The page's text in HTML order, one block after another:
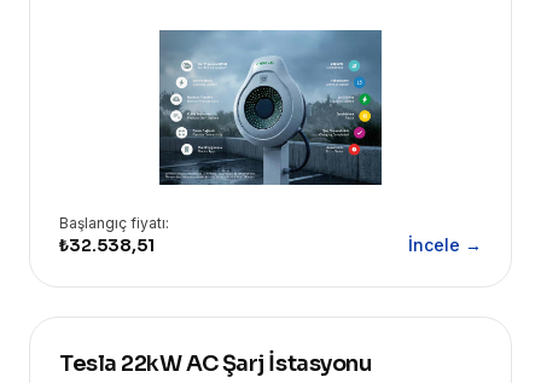
Başlangıç fiyatı:
₺32.538,51 İncele →
Tesla 22kW AC Şarj İstasyonu